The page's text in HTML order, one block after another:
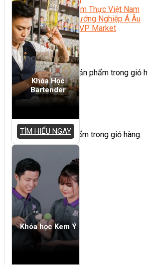
Văn Hóa Ẩm Thực Việt Nam
Sự Kiện Hướng Nghiệp Á Âu
Siêu Thị ĐVP Market
Chưa có sản phẩm trong giỏ
Giỏ hàng
Chưa có sản phẩm trong giỏ hàng.
Khóa Học
Bartender
TÌM HIỂU NGAY
Khóa học Kem Ý